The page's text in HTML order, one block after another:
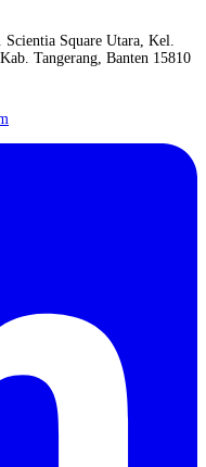
Scientia Square Utara, Kel.
Tangerang, Banten 15810